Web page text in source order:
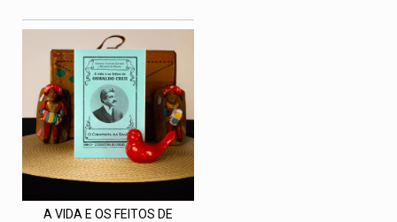
A VIDA E OS FEITOS DE